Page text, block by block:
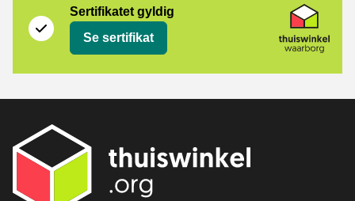
Sertifikatet gyldig
Se sertifikat